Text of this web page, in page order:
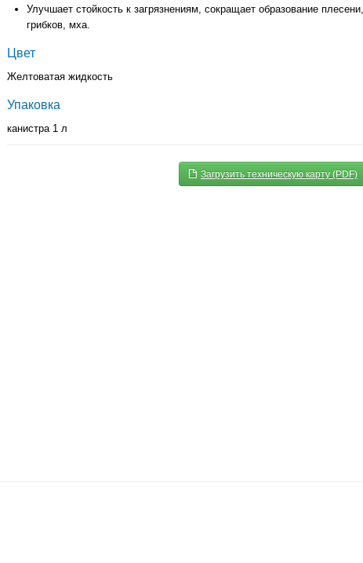
Улучшает стойкость к загрязнениям, сокращает образование плесени,
грибков, мха.
Цвет
Желтоватая жидкость
Упаковка
канистра 1 л
Загрузить техническую карту (PDF)